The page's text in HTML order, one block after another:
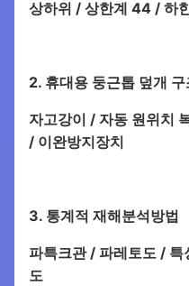
상하위 / 상한계 44 / 하
2. 휴대용 둥근톱 덮개 구
자고강이 / 자동 원위치
/ 이완방지장치
3. 통계적 재해분석방법
파특크관 / 파레토도 /
도